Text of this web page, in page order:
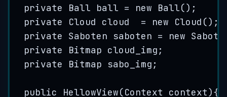
private
Ball ball = new Ball() ;
private
Cloud cloud = new Cloud () ;
private
Saboten saboten = new
private
Bitmap cloud_img ;
private
Bitmap sabo_img ;
public HellowView(Context context){